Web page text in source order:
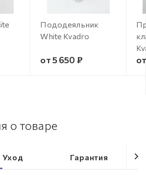
Пододеяльник
White Kvadro
от 5 650 ₽
о товаре
Уход Гарантия